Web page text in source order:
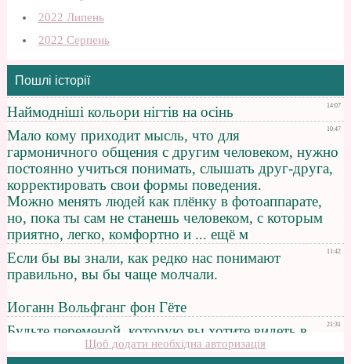
2022 Липень
2022 Серпень
Пошлі історії
Щоб додати необхідна авторизація